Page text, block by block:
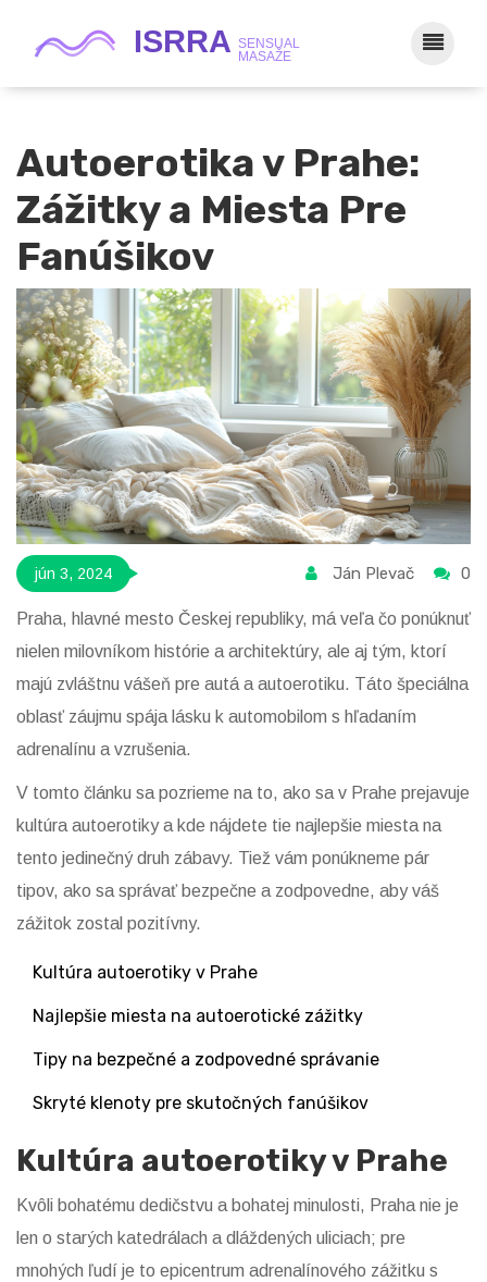
Autoerotika v Prahe:
Zážitky a Miesta Pre
Fanúšikov
jún 3, 2024 Ján Plevač 0
Praha, hlavné mesto Českej republiky, má veľa čo ponúknuť
nielen milovníkom histórie a architektúry, ale aj tým, ktorí
majú zvláštnu vášeň pre autá a autoerotiku. Táto špeciálna
oblasť záujmu spája lásku k automobilom s hľadaním
adrenalínu a vzrušenia.
V tomto článku sa pozrieme na to, ako sa v Prahe prejavuje
kultúra autoerotiky a kde nájdete tie najlepšie miesta na
tento jedinečný druh zábavy. Tiež vám ponúkneme pár
tipov, ako sa správať bezpečne a zodpovedne, aby váš
zážitok zostal pozitívny.
Kultúra autoerotiky v Prahe
Najlepšie miesta na autoerotické zážitky
Tipy na bezpečné a zodpovedné správanie
Skryté klenoty pre skutočných fanúšikov
Kultúra autoerotiky v Prahe
Kvôli bohatému dedičstvu a bohatej minulosti, Praha nie je
len o starých katedrálach a dláždených uliciach; pre
mnohých ľudí je to epicentrum adrenalínového zážitku s